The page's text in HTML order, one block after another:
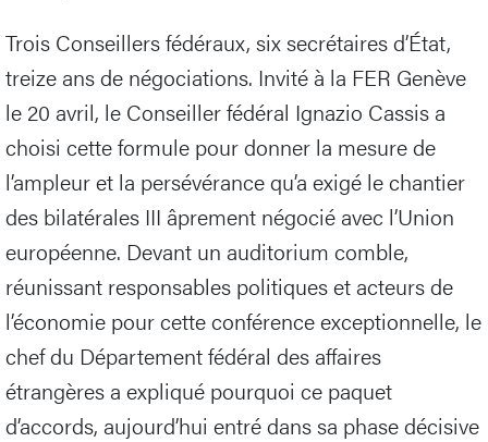
Trois Conseillers fédéraux, six secrétaires d’État,
treize ans de négociations. Invité à la FER Genève
le 20 avril, le Conseiller fédéral Ignazio Cassis a
choisi cette formule pour donner la mesure de
l’ampleur et la persévérance qu’a exigé le chantier
des bilatérales III âprement négocié avec l’Union
européenne. Devant un auditorium comble,
réunissant responsables politiques et acteurs de
l’économie pour cette conférence exceptionnelle, le
chef du Département fédéral des affaires
étrangères a expliqué pourquoi ce paquet
d’accords, aujourd’hui entré dans sa phase décisive